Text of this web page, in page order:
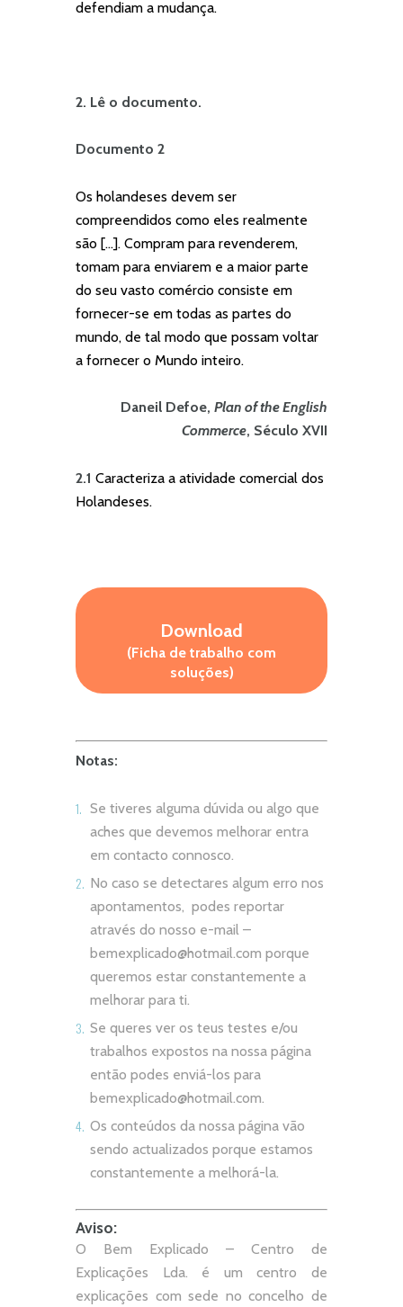
defendiam a mudança.
2. Lê o documento.
Documento 2
Os holandeses devem ser
compreendidos como eles realmente
são […]. Compram para revenderem,
tomam para enviarem e a maior parte
do seu vasto comércio consiste em
fornecer-se em todas as partes do
mundo, de tal modo que possam voltar
a fornecer o Mundo inteiro.
Daneil Defoe, Plan of the English
Commerce, Século XVII
2.1 Caracteriza a atividade comercial dos
Holandeses.
Download
(Ficha de trabalho com
soluções)
Notas:
Se tiveres alguma dúvida ou algo que
aches que devemos melhorar entra
em contacto connosco.
No caso se detectares algum erro nos
apontamentos, podes reportar
através do nosso e-mail –
bemexplicado@hotmail.com porque
queremos estar constantemente a
melhorar para ti.
Se queres ver os teus testes e/ou
trabalhos expostos na nossa página
então podes enviá-los para
bemexplicado@hotmail.com.
Os conteúdos da nossa página vão
sendo actualizados porque estamos
constantemente a melhorá-la.
Aviso:
O Bem Explicado – Centro de
Explicações Lda. é um centro de
explicações com sede no concelho de